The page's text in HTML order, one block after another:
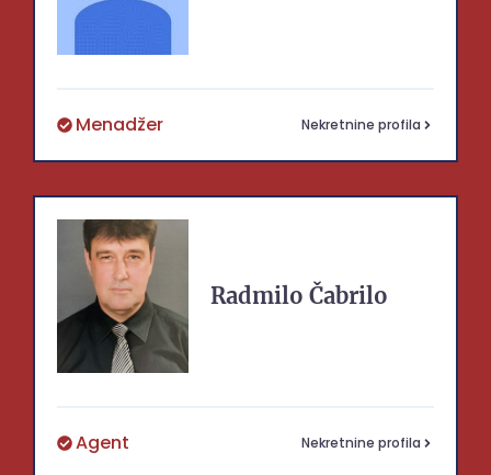
Menadžer Nekretnine profila
Radmilo Čabrilo
Agent Nekretnine profila